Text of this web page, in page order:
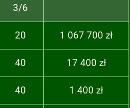
3/6
20 1 067 700 zł
40 17 400 zł
40 1 400 zł